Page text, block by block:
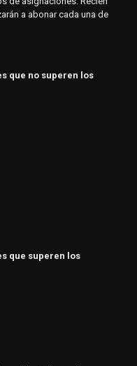
a abonar cada una de
que no superen los
que superen los